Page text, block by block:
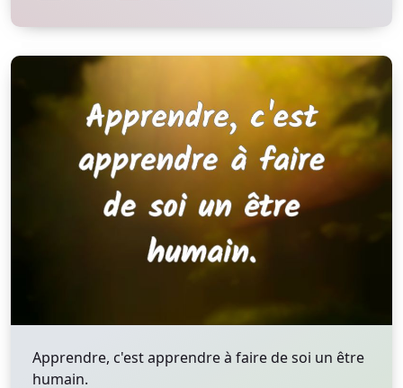
Apprendre, c'est apprendre à faire de soi un être
humain.